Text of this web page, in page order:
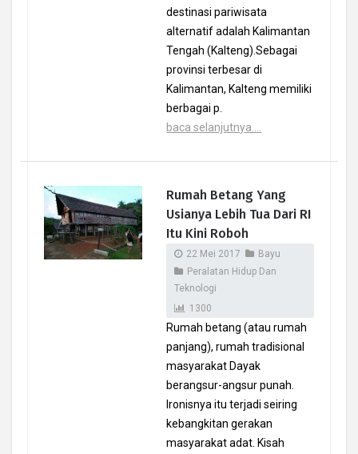
destinasi pariwisata
alternatif adalah Kalimantan
Tengah (Kalteng).Sebagai
provinsi terbesar di
Kalimantan, Kalteng memiliki
berbagai p.
baca selanjutnya....
Rumah Betang Yang
Usianya Lebih Tua Dari RI
Itu Kini Roboh
22 Mei 2017
Bayu
Peralatan Hidup Dan
Teknologi
1300
Rumah betang (atau rumah
panjang), rumah tradisional
masyarakat Dayak
berangsur-angsur punah.
Ironisnya itu terjadi seiring
kebangkitan gerakan
masyarakat adat. Kisah